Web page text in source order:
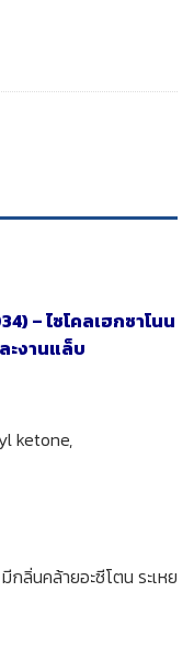
– ไซโคลเฮกซาโนน
ะงานแล็บ
ketone,
กลิ่นคล้ายอะซีโตน ระเหย